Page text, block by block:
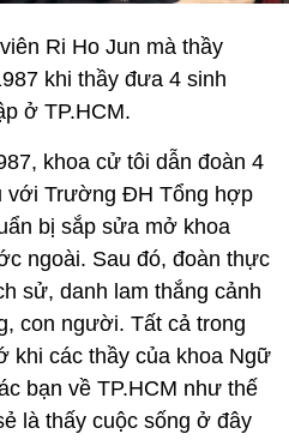
Ri Ho Jun mà thầy
khi thầy đưa 4 sinh
ở TP.HCM.
khoa cử tôi dẫn đoàn 4
với Trường ĐH Tổng hợp
bị sắp sửa mở khoa
ngoài. Sau đó, đoàn thực
sử, danh lam thắng cảnh
con người. Tất cả trong
khi các thầy của khoa Ngữ
bạn về TP.HCM như thế
là thấy cuộc sống ở đây